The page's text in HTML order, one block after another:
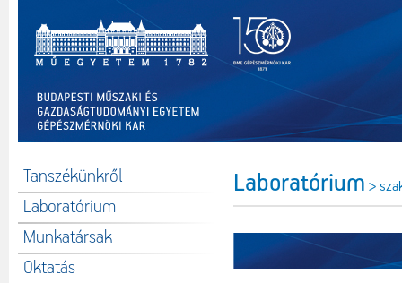
Tanszékünkről
Laboratórium
Munkatársak
Oktatás
Laboratórium >